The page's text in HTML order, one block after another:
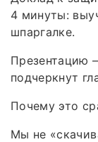
4 минуты:
шпаргалке.
Презентацию
подчеркнут
Почему это
Мы не